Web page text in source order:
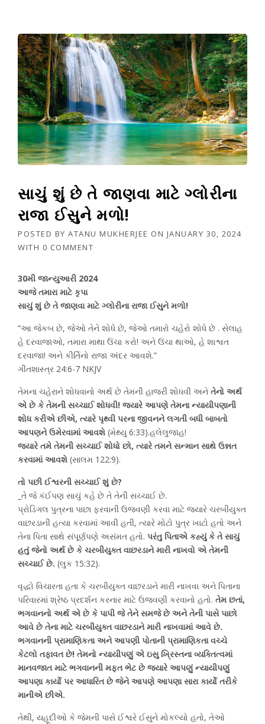
સાચું શું છે તે જાણવા માટે ગ્લોરીના
રાજા ઈસુને મળો!
POSTED BY ATANU MUKHERJEE ON JANUARY 30, 2024
WITH 0 COMMENT
30મી જાન્યુઆરી 2024
આજે તમારા માટે કૃપા
સાચું શું છે તે જાણવા માટે ગ્લોરીના રાજા ઈસુને મળો!
“આ જેકબ છે, જેઓ તેને શોધે છે, જેઓ તમારો ચહેરો શોધે છે . સેલાહ
હે દરવાજાઓ, તમારા માથા ઉંચા કરો! અને ઉંચા થાઓ, હે શાશ્વત
દરવાજા! અને કીર્તિનો રાજા અંદર આવશે.”
ગીતશાસ્ત્ર 24:6-7 NKJV
તેમના ચહેરાને શોધવાનો અર્થ છે તેમની હાજરી શોધવી અને તેનો અર્થ
એ છે કે તેમની સચ્ચાઈ શોધવી! જ્યારે આપણે તેમના ન્યાયીપણાની
શોધ કરીએ છીએ, ત્યારે પૃથ્વી પરના જીવનને લગતી બધી બાબતો
આપણને ઉમેરવામાં આવશે (મેથ્યુ 6:33).હલેલુજાહ!
જ્યારે તમે તેમની સચ્ચાઈ શોધો છો, ત્યારે તમને સન્માન સાથે ઉન્નત
કરવામાં આવશે (સાલમ 122:9).
તો પછી ઈશ્વરની સચ્ચાઈ શું છે?
_તે જે કંઈપણ સાચું કહે છે તે તેની સચ્ચાઈ છે.
પ્રોડિગલ પુત્રના પાછા ફરવાની ઉજવણી કરવા માટે જ્યારે ચરબીયુક્ત
વાછરડાની હત્યા કરવામાં આવી હતી, ત્યારે મોટો પુત્ર ખાટો હતો અને
તેના પિતા સાથે સંપૂર્ણપણે અસંમત હતો. પરંતુ પિતાએ કહ્યું કે તે સાચું
હતું જેનો અર્થ છે કે ચરબીયુક્ત વાછરડાને મારી નાખવો એ તેમની
સચ્ચાઈ છે. (લુક 15:32).
વૃદ્ધો વિચારતા હતા કે ચરબીયુક્ત વાછરડાને મારી નાખવા અને પિતાના
પરિવારમાં શ્રેષ્ઠ પ્રદર્શન કરનાર માટે ઉજવણી કરવાનો હતો. તેમ છતાં,
ભગવાનનો અર્થ એ છે કે પાપી જે તેને સમજે છે અને તેની પાસે પાછો
આવે છે તેના માટે ચરબીયુક્ત વાછરડાને મારી નાખવામાં આવે છે.
ભગવાનની પ્રામાણિકતા અને આપણી પોતાની પ્રામાણિકતા વચ્ચે
કેટલો તફાવત છે! તેમનો ન્યાયીપણું એ ઇસુ ખ્રિસ્તના વ્યક્તિત્વમાં
માનવજાત માટે ભગવાનની મફત ભેટ છે જ્યારે આપણું ન્યાયીપણું
આપણા કાર્યો પર આધારિત છે જેને આપણે આપણા સારા કાર્યો તરીકે
માનીએ છીએ.
તેથી, યહૂદીઓ કે જેમની પાસે ઈશ્વરે ઈસુને મોકલ્યો હતો, તેઓ